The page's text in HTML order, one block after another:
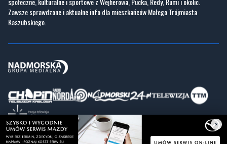
Zawsze sprawdzone i aktualne info dla mieszkańców Małego Trójmiasta
Kaszubskiego.
Copyrights © Nadmorski24.pl 2026 r.
Projekt i wykonaniePixlab.pl
×